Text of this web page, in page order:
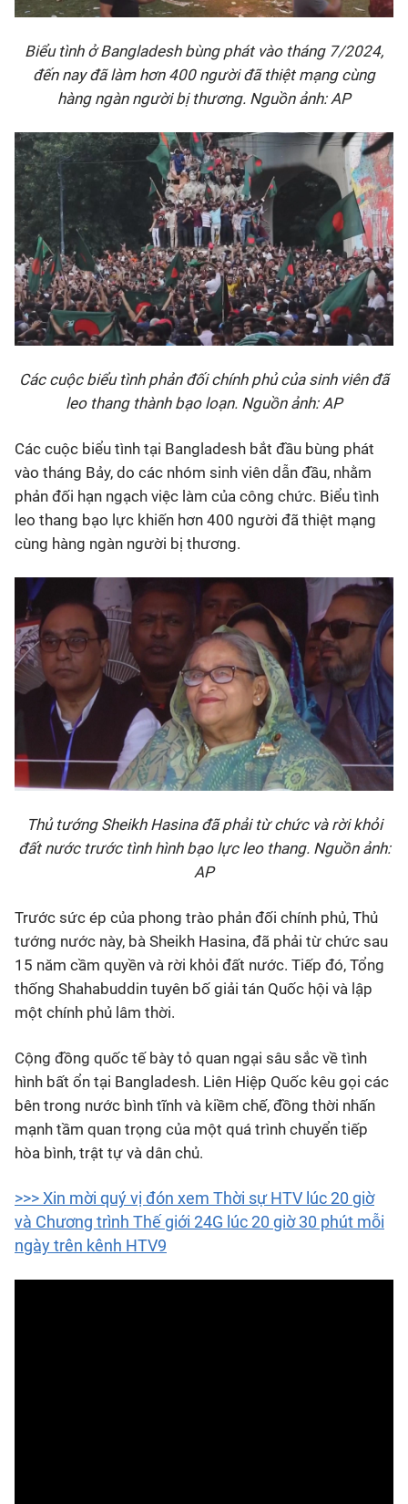
Biểu tình ở Bangladesh bùng phát vào tháng 7/2024,
đến nay đã làm hơn 400 người đã thiệt mạng cùng
hàng ngàn người bị thương. Nguồn ảnh: AP
Các cuộc biểu tình phản đối chính phủ của sinh viên đã
leo thang thành bạo loạn. Nguồn ảnh: AP
Các cuộc biểu tình tại Bangladesh bắt đầu bùng phát
vào tháng Bảy, do các nhóm sinh viên dẫn đầu, nhằm
phản đối hạn ngạch việc làm của công chức. Biểu tình
leo thang bạo lực khiến hơn 400 người đã thiệt mạng
cùng hàng ngàn người bị thương.
Thủ tướng Sheikh Hasina đã phải từ chức và rời khỏi
đất nước trước tình hình bạo lực leo thang. Nguồn ảnh:
AP
Trước sức ép của phong trào phản đối chính phủ, Thủ
tướng nước này, bà Sheikh Hasina, đã phải từ chức sau
15 năm cầm quyền và rời khỏi đất nước. Tiếp đó, Tổng
thống Shahabuddin tuyên bố giải tán Quốc hội và lập
một chính phủ lâm thời.
Cộng đồng quốc tế bày tỏ quan ngại sâu sắc về tình
hình bất ổn tại Bangladesh. Liên Hiệp Quốc kêu gọi các
bên trong nước bình tĩnh và kiềm chế, đồng thời nhấn
mạnh tầm quan trọng của một quá trình chuyển tiếp
hòa bình, trật tự và dân chủ.
>>> Xin mời quý vị đón xem Thời sự HTV lúc 20 giờ
và Chương trình Thế giới 24G lúc 20 giờ 30 phút mỗi
ngày trên kênh HTV9